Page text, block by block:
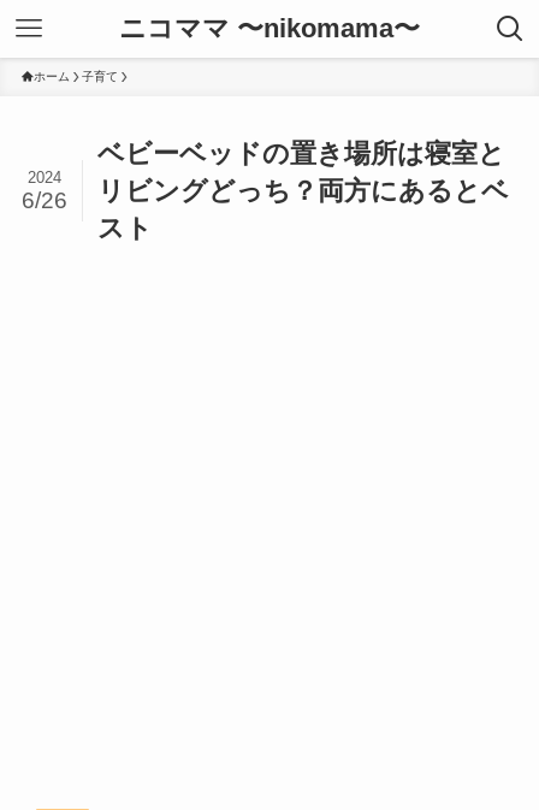
ニコママ 〜nikomama〜
ホーム 子育て
ベビーベッドの置き場所は寝室と
リビングどっち？両方にあるとベ
スト
2024
6/26